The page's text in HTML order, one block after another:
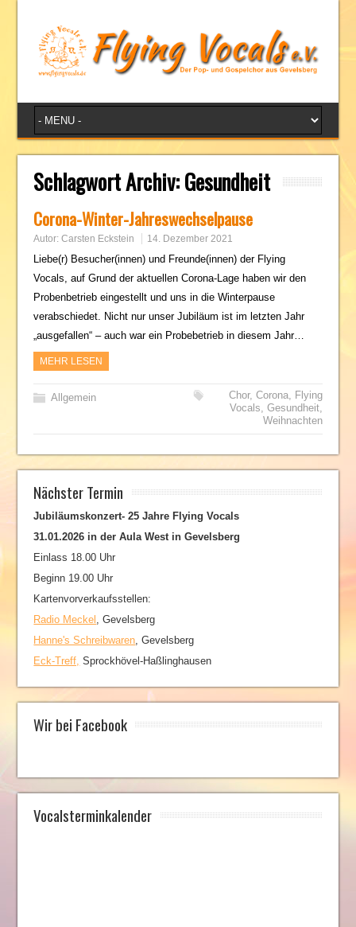
Schlagwort Archiv:Gesundheit
Corona-Winter-Jahreswechselpause
Autor:Carsten Eckstein 14. Dezember 2021
Liebe(r) Besucher(innen) und Freunde(innen) der Flying
Vocals, auf Grund der aktuellen Corona-Lage haben wir den
Probenbetrieb eingestellt und uns in die Winterpause
verabschiedet. Nicht nur unser Jubiläum ist im letzten Jahr
„ausgefallen“ – auch war ein Probebetrieb in diesem Jahr…
MEHR LESEN
Allgemein Chor, Corona, Flying
Vocals, Gesundheit,
Weihnachten
Nächster Termin
Jubiläumskonzert- 25 Jahre Flying Vocals
31.01.2026 in der Aula West in Gevelsberg
Einlass 18.00 Uhr
Beginn 19.00 Uhr
Kartenvorverkaufsstellen:
Radio Meckel , Gevelsberg
Hanne's Schreibwaren, Gevelsberg
Eck-Treff, Sprockhövel-Haßlinghausen
Wir bei Facebook
Vocalsterminkalender